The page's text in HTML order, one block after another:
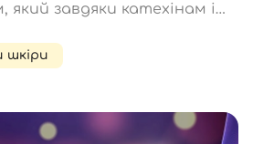
завдяки катехінам і
старіння, знімає
шкіри